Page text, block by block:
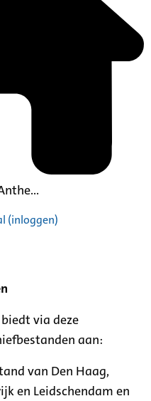
(inloggen)
via deze
aan:
van Den Haag,
en Leidschendam en